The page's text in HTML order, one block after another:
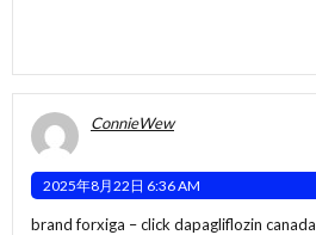
ConnieWew
2025年8月22日 6:36 AM
brand forxiga –click dapagliflozin canada